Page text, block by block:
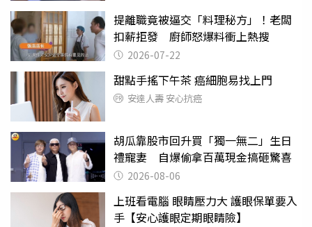
提離職竟被逼交「料理秘方」！老闆
扣薪拒發 廚師怒爆料衝上熱搜
2026-07-22
甜點手搖下午茶 癌細胞易找上門
安達人壽 安心抗癌
胡瓜靠股市回升買「獨一無二」生日
禮寵妻 自爆偷拿百萬現金搞砸驚喜
2026-08-06
上班看電腦 眼睛壓力大 護眼保單要入
手【安心護眼定期眼睛險】